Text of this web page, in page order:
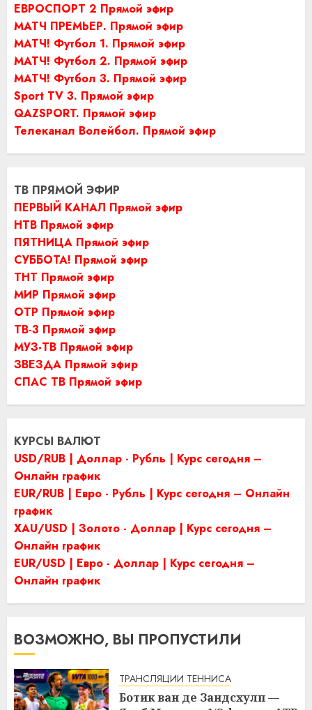
ЕВРОСПОРТ 2 Прямой эфир
МАТЧ ПРЕМЬЕР. Прямой эфир
МАТЧ! Футбол 1. Прямой эфир
МАТЧ! Футбол 2. Прямой эфир
МАТЧ! Футбол 3. Прямой эфир
Sport TV 3. Прямой эфир
QAZSPORT. Прямой эфир
Телеканал Волейбол. Прямой эфир
ТВ ПРЯМОЙ ЭФИР
ПЕРВЫЙ КАНАЛ Прямой эфир
НТВ Прямой эфир
ПЯТНИЦА Прямой эфир
СУББОТА! Прямой эфир
ТНТ Прямой эфир
МИР Прямой эфир
ОТР Прямой эфир
ТВ-3 Прямой эфир
МУЗ-ТВ Прямой эфир
ЗВЕЗДА Прямой эфир
СПАС ТВ Прямой эфир
КУРСЫ ВАЛЮТ
USD/RUB | Доллар - Рубль | Курс сегодня –
Онлайн график
EUR/RUB | Евро - Рубль | Курс сегодня – Онлайн
график
XAU/USD | Золото - Доллар | Курс сегодня –
Онлайн график
EUR/USD | Евро - Доллар | Курс сегодня –
Онлайн график
ВОЗМОЖНО, ВЫ ПРОПУСТИЛИ
ТРАНСЛЯЦИИ ТЕННИСА
Ботик ван де Зандсхулп —